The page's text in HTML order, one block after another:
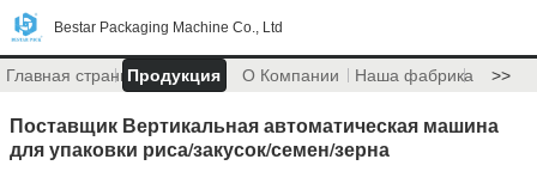
Bestar Packaging Machine Co., Ltd
Главная страницаПродукция О Компании Наша фабрика >>
Поставщик Вертикальная автоматическая машина
для упаковки риса/закусок/семен/зерна